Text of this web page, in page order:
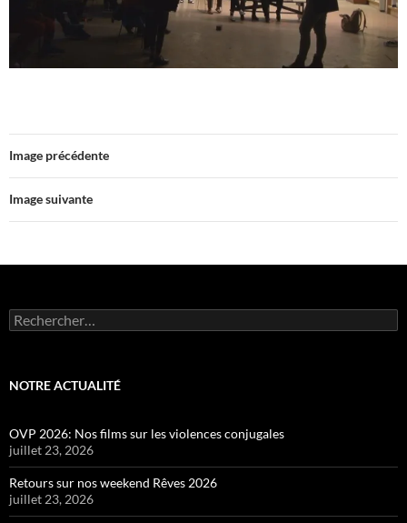
Image précédente
Image suivante
Rechercher :
NOTRE ACTUALITÉ
OVP 2026: Nos films sur les violences conjugales
juillet 23, 2026
Retours sur nos weekend Rêves 2026
juillet 23, 2026